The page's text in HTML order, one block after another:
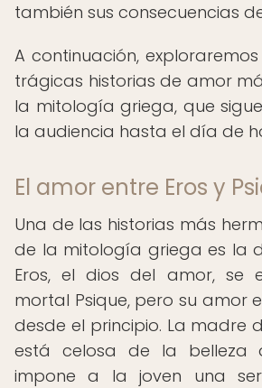
también sus consecuencias
A continuación,
trágicas historias de amor
la mitología griega, que
la audiencia hasta el día de
El amor entre Eros y
Una de las historias más
de la mitología griega es la
Eros, el dios del amor, se
mortal Psique, pero su amor
desde el principio. La madre
está celosa de la belleza
impone a la joven una